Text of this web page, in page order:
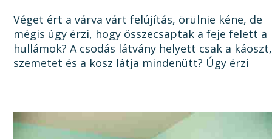
okát, és a megoldást!
Véget ért a várva várt felújítás, örülnie kéne, de
mégis úgy érzi, hogy összecsaptak a feje felett a
hullámok? A csodás látvány helyett csak a káoszt,
szemetet és a kosz látja mindenütt? Úgy érzi